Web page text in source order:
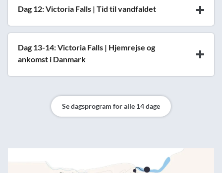
Dag 12: Victoria Falls | Tid til vandfaldet
Dag 13-14: Victoria Falls | Hjemrejse og
ankomst i Danmark
Se dagsprogram for alle 14 dage